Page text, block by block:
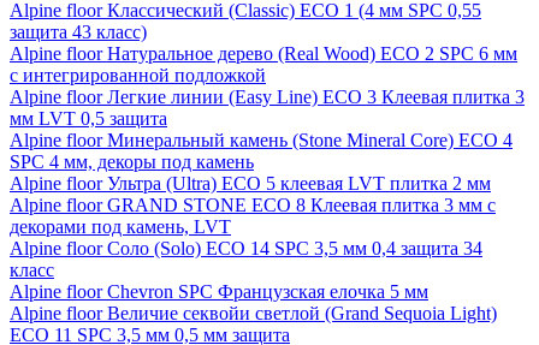
Alpine floor Классический (Classic) ECO 1 (4 мм SPC 0,55
защита 43 класс)
Alpine floor Натуральное дерево (Real Wood) ECO 2 SPC 6 мм
с интегрированной подложкой
Alpine floor Легкие линии (Easy Line) ECO 3 Клеевая плитка 3
мм LVT 0,5 защита
Alpine floor Минеральный камень (Stone Mineral Core) ECO 4
SPC 4 мм, декоры под камень
Alpine floor Ультра (Ultra) ECO 5 клеевая LVT плитка 2 мм
Alpine floor GRAND STONE ECO 8 Клеевая плитка 3 мм с
декорами под камень, LVT
Alpine floor Соло (Solo) ECO 14 SPC 3,5 мм 0,4 защита 34
класс
Alpine floor Chevron SPC Французская елочка 5 мм
Alpine floor Величие секвойи светлой (Grand Sequoia Light)
ECO 11 SPC 3,5 мм 0,5 мм защита